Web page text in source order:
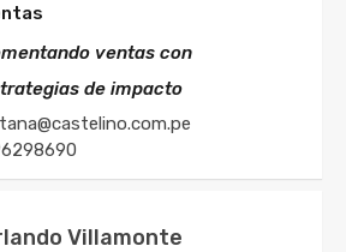
Villamonte
ventas con
de impacto